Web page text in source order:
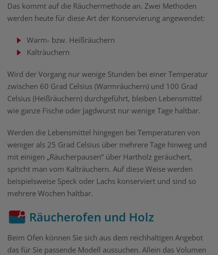
Das kommt auf die Räuchermethode an. Zwei Methoden
werden heute für diese Art der Konservierung angewendet:
Warm- bzw. Heißräuchern
Kalträuchern
Wird der Vorgang nur wenige Stunden bei einer Temperatur
zwischen 60 Grad Celsius (Warmräuchern) und 100 Grad
Celsius (Heißräuchern) durchgeführt, bleiben Lebensmittel
wie ganze Fische oder Jagdwurst nur wenige Tage haltbar.
Werden die Lebensmittel hingegen bei Temperaturen von
weniger als 25 Grad Celsius über mehrere Tage hinweg und
mit einigen „Räucherpausen“ über Hartholz geräuchert,
spricht man vom Kalträuchern. Auf diese Weise werden
beispielsweise Speck oder Lachs konserviert und sind so
mehrere Wochen haltbar.
Räucherofen und Holz
Beim Ofen können Sie sich aus dem reichhaltigen Angebot
das für Sie passende Modell aussuchen. Allein das Volumen